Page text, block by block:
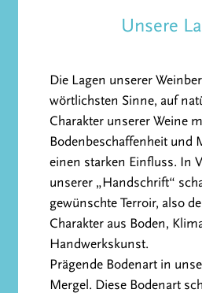
Unsere
Die Lagen unserer
wörtlichsten Sinne, auf
Charakter unserer Weine
Bodenbeschaffenheit und
einen starken Einfluss. In
unserer „Handschrift“
gewünschte Terroir, also
Charakter aus Boden,
Handwerkskunst.
Prägende Bodenart in
Mergel. Diese Bodenart